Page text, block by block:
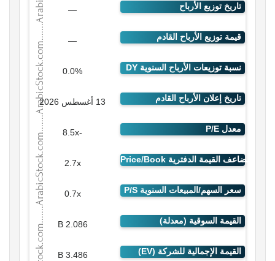
—
—
0.0%
13 أغسطس 2026
-8.5x
2.7x
0.7x
2.086 B
3.486 B